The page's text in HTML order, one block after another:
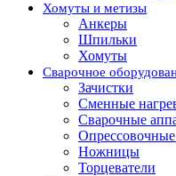
Хомуты и метизы
Анкеры
Шпильки
Хомуты
Сварочное
Зачистки
Сменные
Сварочные
Ножницы
Торцеватели